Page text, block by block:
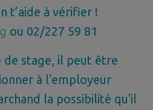
t’aide à vérifier !
ou 02/227 59 81
de stage, il peut être
à l'employeur
la possibilité qu'il